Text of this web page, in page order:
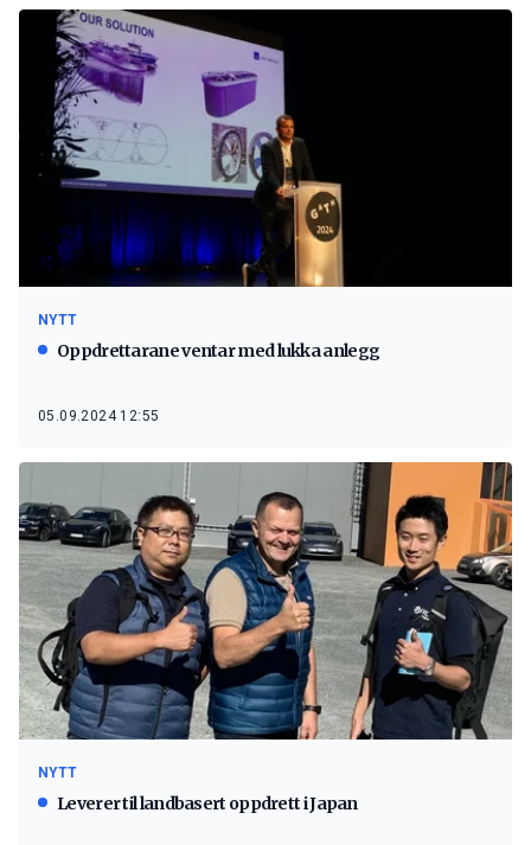
NYTT
Oppdrettarane ventar med lukka anlegg
05.09.2024 12:55
NYTT
Leverer til landbasert oppdrett i Japan